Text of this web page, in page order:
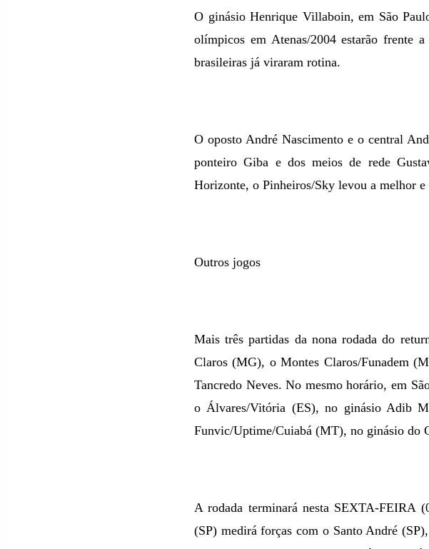
O ginásio Henrique Villaboin, em São
olímpicos em Atenas/2004 estarão frente
brasileiras já viraram rotina.
O oposto André Nascimento e o central
ponteiro Giba e dos meios de rede
Horizonte, o Pinheiros/Sky levou a melhor e
Outros jogos
Mais três partidas da nona rodada do
Claros (MG), o Montes Claros/Funadem
Tancredo Neves. No mesmo horário, em
o Álvares/Vitória (ES), no ginásio Adib
Funvic/Uptime/Cuiabá (MT), no ginásio do
A rodada terminará nesta SEXTA-FEIRA
(SP) medirá forças com o Santo André